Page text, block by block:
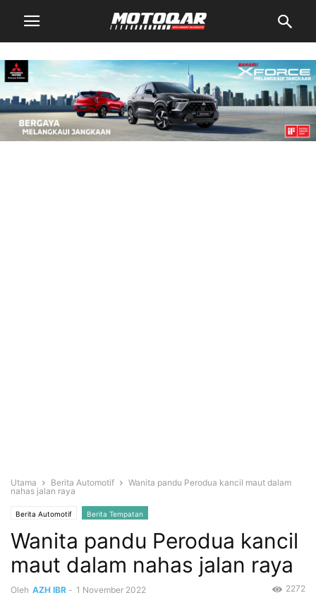
Utama Berita Automotif
Wanita pandu Perodua kancil maut dalam
nahas jalan raya
Berita Automotif Berita Tempatan
Wanita pandu Perodua kancil
maut dalam nahas jalan raya
Oleh AZH IBR - 1 November 2022 2272